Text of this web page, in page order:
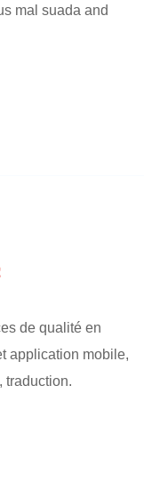
mal suada and
de qualité en
application mobile,
traduction.